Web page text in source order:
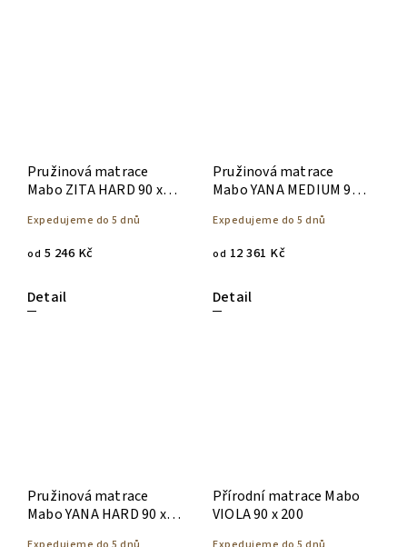
Pružinová matrace
Mabo ZITA HARD 90 x
Expedujeme do 5 dnů
od 5 246 Kč
Detail
Pružinová matrace
Mabo YANA MEDIUM 90 x
Expedujeme do 5 dnů
od 12 361 Kč
Detail
Pružinová matrace
Mabo YANA HARD 90 x
Přírodní matrace Mabo
VIOLA 90 x 200